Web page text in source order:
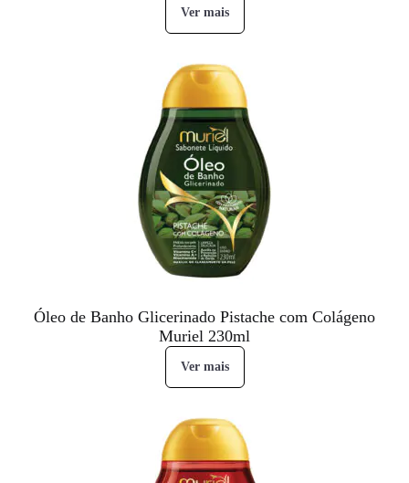
Ver mais
Óleo de Banho Glicerinado Pistache com Colágeno
Muriel 230ml
Ver mais